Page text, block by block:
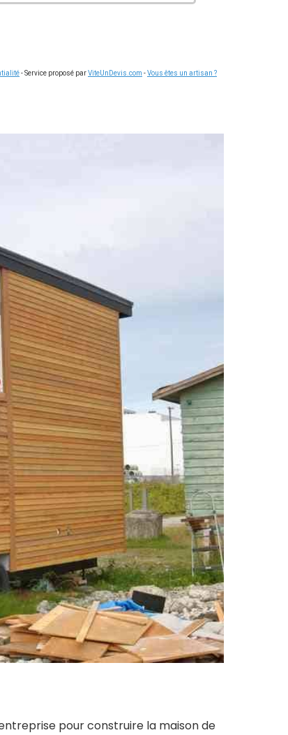
- Service proposé parViteUnDevis.com -Vous êtes un artisan ?
pour construire la maison de